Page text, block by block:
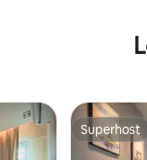
Superhost
Superhost